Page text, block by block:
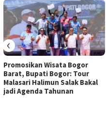
Promosikan Wisata Bogor
Barat, Bupati Bogor: Tour
Malasari Halimun Salak Bakal
jadi Agenda Tahunan
‹